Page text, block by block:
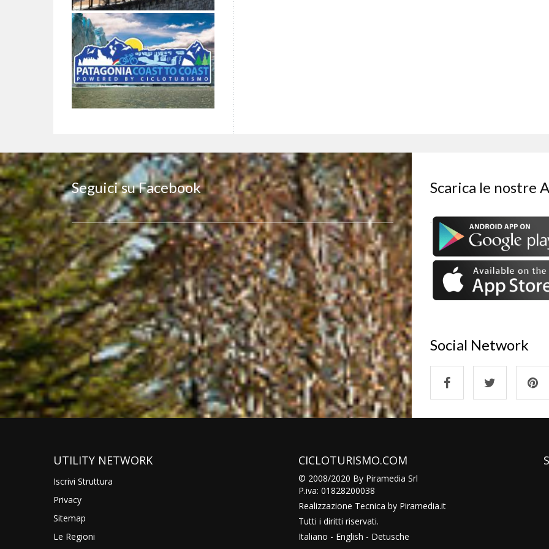
Seguici su Facebook Scarica le nostre
Social Network
UTILITY NETWORK
Iscrivi Struttura
Privacy
Sitemap
Le Regioni
CICLOTURISMO.COM
© 2008/2020 By Piramedia Srl
P.iva: 01828200038
Realizzazione Tecnica by Piramedia.it
Tutti i diritti riservati.
Italiano - English - Detusche